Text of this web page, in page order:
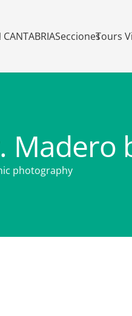
CANTABRIASeccionesTours
Madero
photography